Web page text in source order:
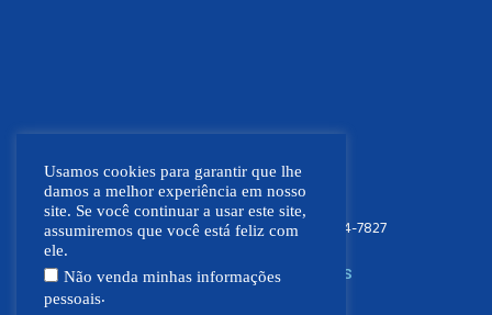
FOCO NEWS MT (66) 9.9664-7827
SIGA NOSSAS REDES SOCIAIS
Usamos cookies para garantir que lhe
damos a melhor experiência em nosso
site. Se você continuar a usar este site,
assumiremos que você está feliz com
ele.
Não venda minhas informações
pessoais.